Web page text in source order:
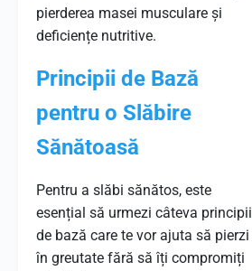
pierderea masei musculare și
deficiențe nutritive.
Principii de Bază
pentru o Slăbire
Sănătoasă
Pentru a slăbi sănătos, este
esențial să urmezi câteva principii
de bază care te vor ajuta să pierzi
în greutate fără să îți compromiți